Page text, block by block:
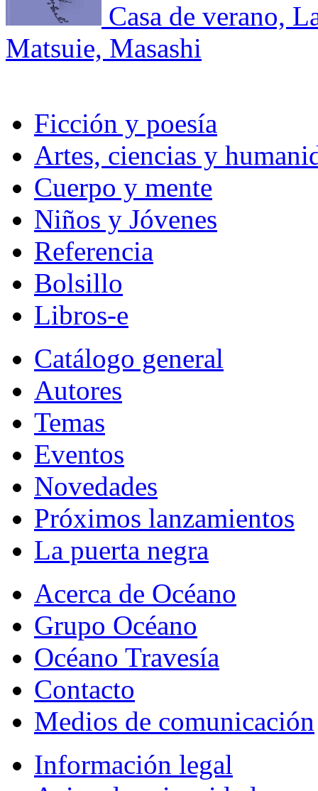
Casa de verano,
Matsuie, Masashi
Ficción y poesía
Artes, ciencias y
Cuerpo y mente
Niños y Jóvenes
Referencia
Bolsillo
Libros-e
Catálogo general
Autores
Temas
Eventos
Novedades
Próximos lanzamientos
La puerta negra
Acerca de Océano
Grupo Océano
Océano Travesía
Contacto
Medios de comunicación
Información legal